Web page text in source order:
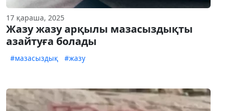
17 қараша, 2025
Жазу жазу арқылы мазасыздықты
азайтуға болады
#мазасыздық #жазу